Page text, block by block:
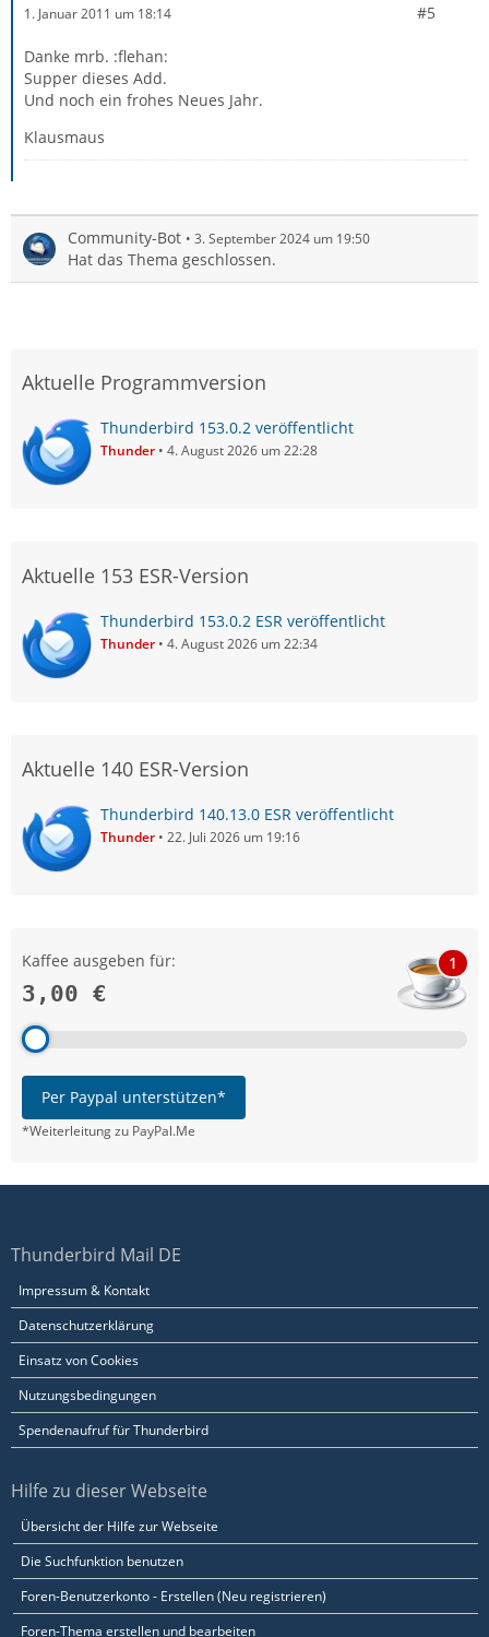
1. Januar 2011 um 18:14 #5
Danke mrb. :flehan:
Supper dieses Add.
Und noch ein frohes Neues Jahr.
Klausmaus
Community-Bot 3. September 2024 um 19:50
Hat das Thema geschlossen.
Aktuelle Programmversion
Thunderbird 153.0.2 veröffentlicht
Thunder 4. August 2026 um 22:28
Aktuelle 153 ESR-Version
Thunderbird 153.0.2 ESR veröffentlicht
Thunder 4. August 2026 um 22:34
Aktuelle 140 ESR-Version
Thunderbird 140.13.0 ESR veröffentlicht
Thunder 22. Juli 2026 um 19:16
Kaffee ausgeben für:
3,00 €
1
Per Paypal unterstützen*
*Weiterleitung zu PayPal.Me
Thunderbird Mail DE
Impressum & Kontakt
Datenschutzerklärung
Einsatz von Cookies
Nutzungsbedingungen
Spendenaufruf für Thunderbird
Hilfe zu dieser Webseite
Übersicht der Hilfe zur Webseite
Die Suchfunktion benutzen
Foren-Benutzerkonto - Erstellen (Neu registrieren)
Foren-Thema erstellen und bearbeiten